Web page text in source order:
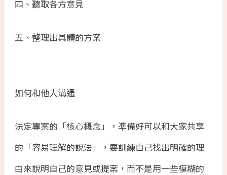
四、聽取各方意見
五、整理出具體的方案
如何和他人溝通
決定專案的「核心概念」，凖備好可以和大家共享
的「容易理解的說法」，要訓練自己找出明確的理
由來說明自己的意見或提案，而不是用一些模糊的